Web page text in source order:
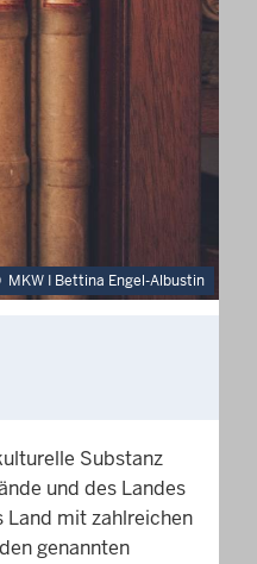
MKW I Bettina Engel-Albustin
Substanz
und des Landes
Land mit zahlreichen
genannten